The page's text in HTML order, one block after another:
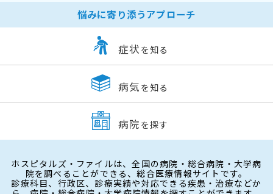
悩みに寄り添うアプローチ
症状 を知る
病気 を知る
病院 を探す
ホスピタルズ・ファイルは、全国の病院・総合病院・大学病
院を調べることができる、総合医療情報サイトです。
診療科目、行政区、診療実績や対応できる疾患・治療などか